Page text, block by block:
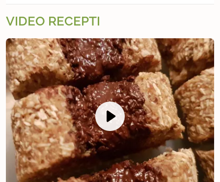
VIDEO RECEPTI